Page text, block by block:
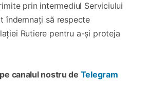
prin intermediul Serviciului
îndemnați să respecte
Rutiere pentru a-și proteja
canalul nostru de Telegram